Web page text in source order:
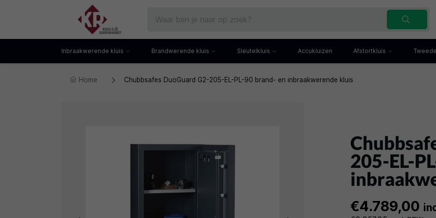
Inbraakwerende kluis
Gecertificeerde kluis
Brandwerende kluis
Documentenkluis
Sleutelkluis
Inbraakwerende sleutelkluis
Accukluizen Afstortkluis
Home Chubbsafes DuoGuard G2-205-EL-PL-90 brand- en inbraakwerende kluis
205-EL-
€4.789,00